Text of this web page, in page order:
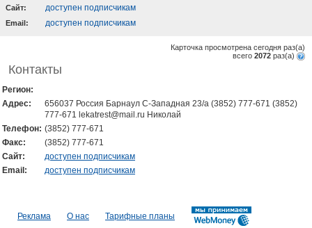
Cайт: доступен подписчикам
Email: доступен подписчикам
Карточка просмотрена сегодня раз(a)
всего 2072 раз(a)
Контакты
Регион:
Адрес:
656037 Россия Барнаул С-Западная 23/а (3852) 777-671 (3852)
777-671 lekatrest@mail.ru Николай
Телефон: (3852) 777-671
Факс:
(3852) 777-671
Cайт:
доступен подписчикам
Email:
доступен подписчикам
Реклама О нас Тарифные планы